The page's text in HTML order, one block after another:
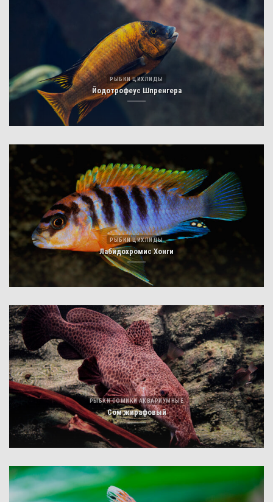
РЫБКИ ЦИХЛИДЫ
Йодотрофеус Шпренгера
РЫБКИ ЦИХЛИДЫ
Лабидохромис Хонги
РЫБКИ СОМИКИ АКВАРИУМНЫЕ
Сом жирафовый